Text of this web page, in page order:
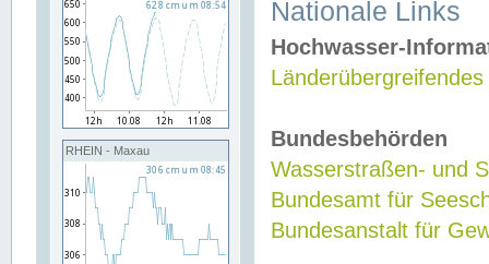
RHEIN - Maxau
Nationale Links
Hochwasser-
Bundesbehörden
Wasserstraßen- und
Bundesamt für
Bundesanstalt für